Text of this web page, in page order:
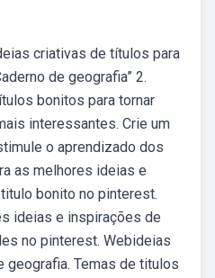
criativas de títulos para
de geografia” 2.
bonitos para tornar
interessantes. Crie um
o aprendizado dos
as melhores ideias e
bonito no pinterest.
ideias e inspirações de
no pinterest. Webideias
geografia. Temas de titulos